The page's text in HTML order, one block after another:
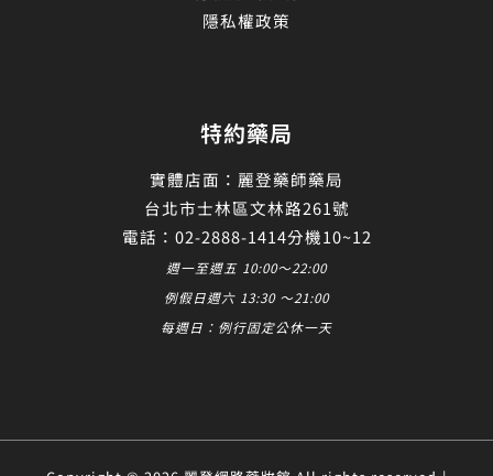
隱私權政策
特約藥局
實體店面：麗登藥師藥局
台北市士林區文林路261號
電話：02-2888-1414分機10~12
週一至週五 10:00～22:00
例假日週六 13:30 ～21:00
每週日：例行固定公休一天